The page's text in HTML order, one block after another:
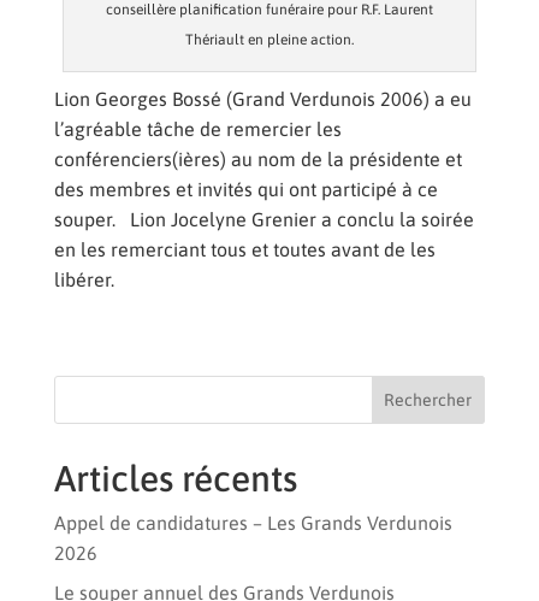
conseillère planification funéraire pour R.F. Laurent
Thériault en pleine action.
Lion Georges Bossé (Grand Verdunois 2006) a eu
l’agréable tâche de remercier les
conférenciers(ières) au nom de la présidente et
des membres et invités qui ont participé à ce
souper. Lion Jocelyne Grenier a conclu la soirée
en les remerciant tous et toutes avant de les
libérer.
Rechercher
Articles récents
Appel de candidatures – Les Grands Verdunois
2026
Le souper annuel des Grands Verdunois